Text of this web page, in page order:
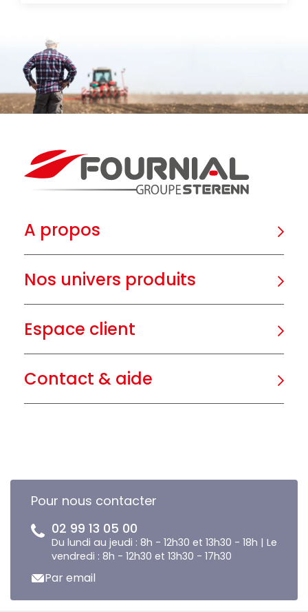
A propos
Nos univers produits
Espace client
Contact & aide
Pour nous contacter
02 99 13 05 00
Du lundi au jeudi : 8h - 12h30 et 13h30 - 18h | Le
vendredi : 8h - 12h30 et 13h30 - 17h30
Par email